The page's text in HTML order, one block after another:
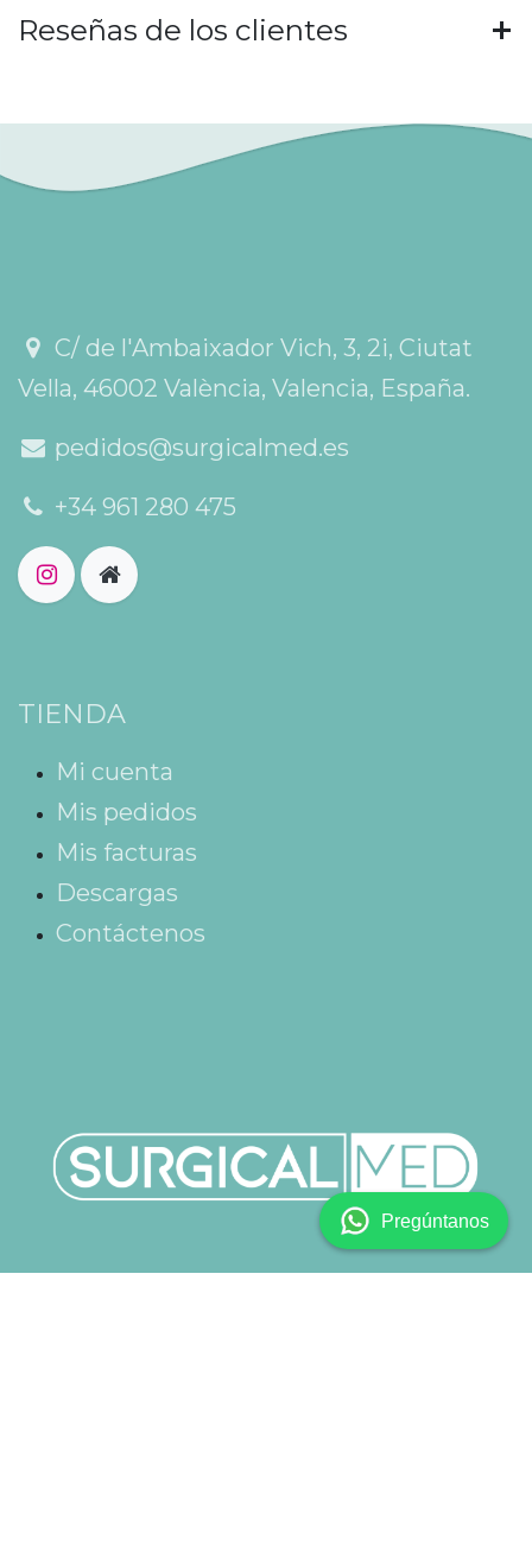
Reseñas de los clientes
C/ de l'Ambaixador Vich, 3, 2i, Ciutat
Vella, 46002 València, Valencia, España.
pedidos@surgicalmed.es
+34 961 280 475
TIENDA
Mi cuenta
Mis pedidos
Mis facturas
Descargas
Contáctenos
Pregúntanos